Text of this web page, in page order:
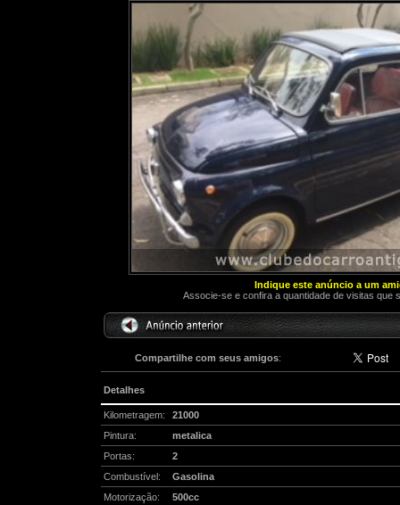
Indique este anúncio a um
Associe-se e confira a quantidade de visitas que
Compartilhe com seus amigos:
Detalhes
Kilometragem:
21000
Pintura:
metalica
Portas:
2
Combustível:
Gasolina
Motorização:
500cc